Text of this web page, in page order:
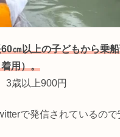
㎝以上の子どもから乗
用）。
3歳以上900円
で発信されているので